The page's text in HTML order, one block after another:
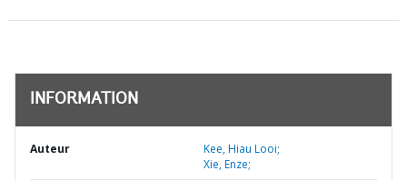
INFORMATION
Auteur
Kee, Hiau Looi;
Xie, Enze;